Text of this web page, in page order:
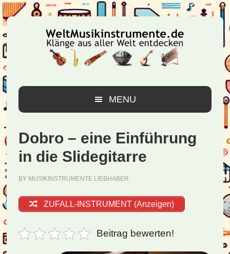
Zur
Hauptnavigation
springen
Zum
Inhalt
springen
Zur
Seitenspalte
springen
MENU
Dobro – eine Einführung
in die Slidegitarre
BY MUSIKINSTRUMENTE LIEBHABER
ZUFALL-INSTRUMENT (Anzeigen)
Beitrag bewerten!